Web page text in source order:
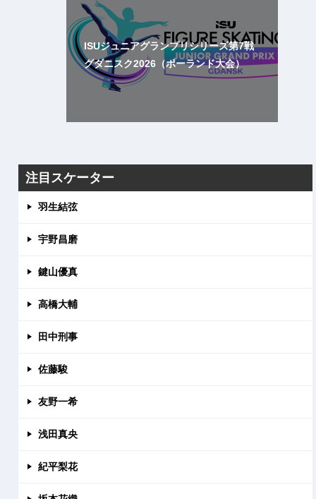
ISUジュニアグランプリシリーズ第7戦
グダニスク2026（ポーランド大会）
注目スケーター
羽生結弦
宇野昌磨
鍵山優真
高橋大輔
田中刑事
佐藤駿
友野一希
浅田真央
紀平梨花